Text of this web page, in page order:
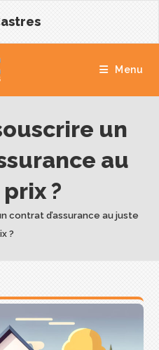
Menu
un
au
?
contrat d’assurance au juste
?